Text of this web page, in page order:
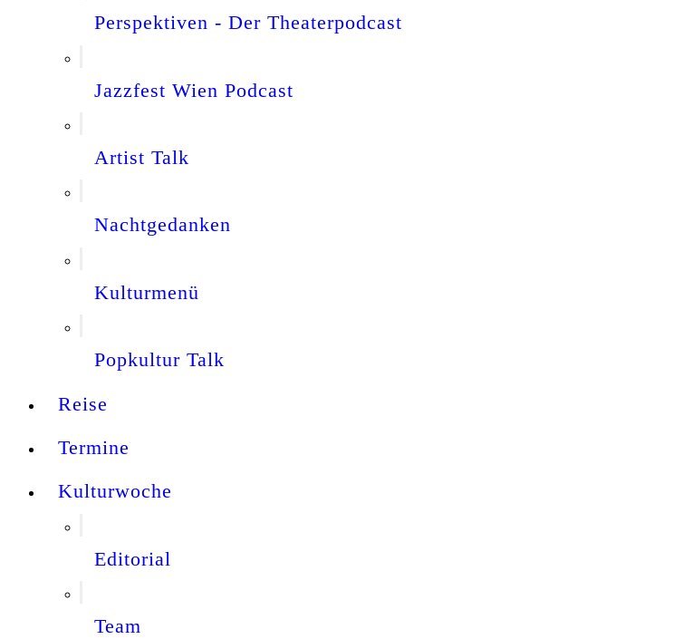
Perspektiven - Der Theaterpodcast
Jazzfest Wien Podcast
Artist Talk
Nachtgedanken
Kulturmenü
Popkultur Talk
Reise
Termine
Kulturwoche
Editorial
Team